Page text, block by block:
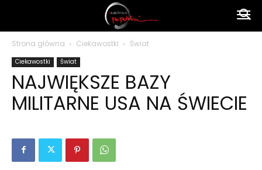
Strona główna Ciekawostki Świat
Ciekawostki Świat
NAJWIĘKSZE BAZY
MILITARNE USA NA ŚWIECIE